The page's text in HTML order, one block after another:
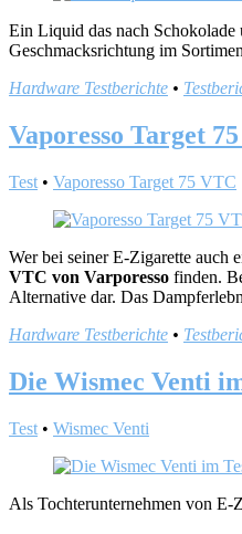
Ein Liquid das nach Schokolade
Geschmacksrichtung im
Hardware Testberichte •
Vaporesso Target
Test • Vaporesso Target 75 VTC
Wer bei seiner E-Zigarette auch
VTC von Varporesso finden.
Alternative dar. Das
Hardware Testberichte •
Die Wismec Venti
Test • Wismec Venti
Als Tochterunternehmen von E-